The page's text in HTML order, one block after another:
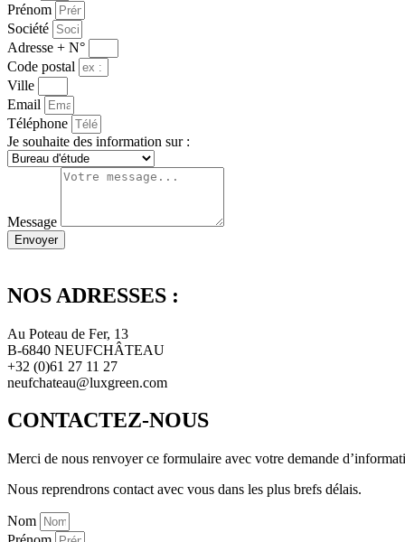
Prénom
Société
Adresse + N°
Code postal
Ville
Email
Téléphone
Je souhaite des information sur :
Message
Envoyer
NOS ADRESSES :
Au Poteau de Fer, 13
B-6840 NEUFCHÂTEAU
+32 (0)61 27 11 27
neufchateau@luxgreen.com
CONTACTEZ-NOUS
Merci de nous renvoyer ce formulaire avec votre demande
Nous reprendrons contact avec vous dans les plus brefs délais.
Nom